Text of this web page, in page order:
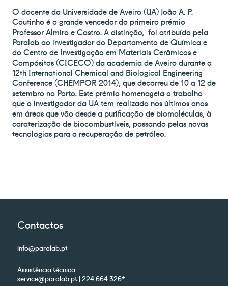
O docente da Universidade de Aveiro (UA) João A. P.
Coutinhoé o grande vencedor do primeiro prémio
Professor Almiro e Castro. A distinção, foi atribuída pela
Paralab ao investigador do Departamento de Química e
do Centro de Investigação em Materiais Cerâmicos e
Compósitos (CICECO) da academia de Aveiro durante a
12th International Chemical and Biological Engineering
Conference (CHEMPOR 2014), que decorreu de 10 a 12 de
setembro no Porto. Este prémio homenageia o trabalho
que o investigador da UA tem realizado nos últimos anos
em áreas que vão desde a purificação de biomoléculas, à
caraterização de biocombustíveis, passando pelas novas
tecnologias para a recuperação de petróleo.
Contactos
info@paralab.pt
Assistência técnica
service@paralab.pt | 224 664 326*